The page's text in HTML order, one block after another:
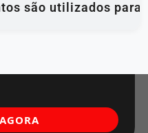
são utilizados